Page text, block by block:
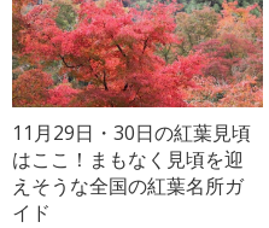
11月29日・30日の紅葉見頃
はここ！まもなく見頃を迎
えそうな全国の紅葉名所ガ
イド